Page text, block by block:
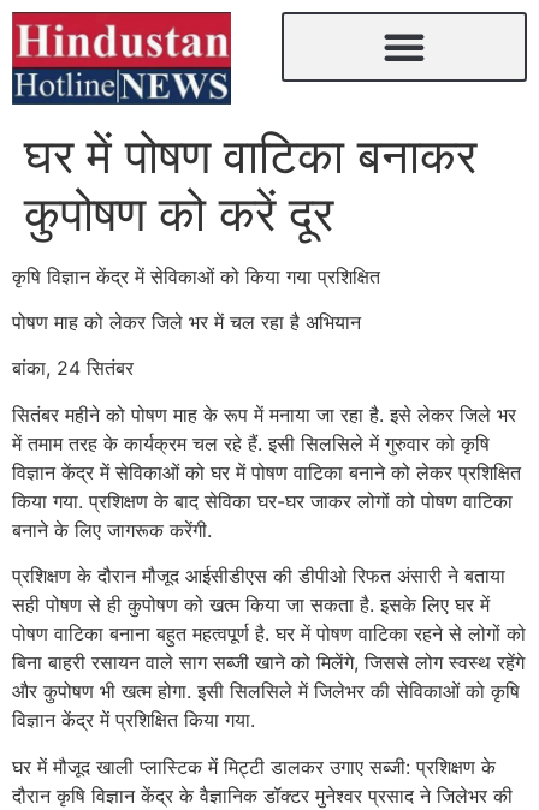
घर में पोषण वाटिका बनाकर
कुपोषण को करें दूर
कृषि विज्ञान केंद्र में सेविकाओं को किया गया प्रशिक्षित
पोषण माह को लेकर जिले भर में चल रहा है अभियान
बांका, 24 सितंबर
सितंबर महीने को पोषण माह के रूप में मनाया जा रहा है. इसे लेकर जिले भर
में तमाम तरह के कार्यक्रम चल रहे हैं. इसी सिलसिले में गुरुवार को कृषि
विज्ञान केंद्र में सेविकाओं को घर में पोषण वाटिका बनाने को लेकर प्रशिक्षित
किया गया. प्रशिक्षण के बाद सेविका घर-घर जाकर लोगों को पोषण वाटिका
बनाने के लिए जागरूक करेंगी.
प्रशिक्षण के दौरान मौजूद आईसीडीएस की डीपीओ रिफत अंसारी ने बताया
सही पोषण से ही कुपोषण को खत्म किया जा सकता है. इसके लिए घर में
पोषण वाटिका बनाना बहुत महत्वपूर्ण है. घर में पोषण वाटिका रहने से लोगों को
बिना बाहरी रसायन वाले साग सब्जी खाने को मिलेंगे, जिससे लोग स्वस्थ रहेंगे
और कुपोषण भी खत्म होगा. इसी सिलसिले में जिलेभर की सेविकाओं को कृषि
विज्ञान केंद्र में प्रशिक्षित किया गया.
घर में मौजूद खाली प्लास्टिक में मिट्टी डालकर उगाए सब्जी: प्रशिक्षण के
दौरान कृषि विज्ञान केंद्र के वैज्ञानिक डॉक्टर मुनेश्वर प्रसाद ने जिलेभर की